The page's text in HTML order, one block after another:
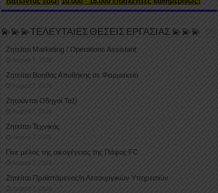
💫💫💫ΤΕΛΕΥΤΑΙΕΣ ΘΕΣΕΙΣ ΕΡΓΑΣΙΑΣ 💫💫💫
Ζητείται Marketing / Operations Assistant
August 7, 2026
Ζητείται Βοηθός Αποθήκης σε Φαρμακείο
August 7, 2026
Ζητούνται Οδηγοί Ταξί
August 7, 2026
Ζητείται Τεχνικός
August 7, 2026
Γίνε μέλος της οικογένειας της Πάφος FC
August 7, 2026
Ζητείται Προϊστάμενος/η Λειτουργικών Υπηρεσιών
August 7, 2026